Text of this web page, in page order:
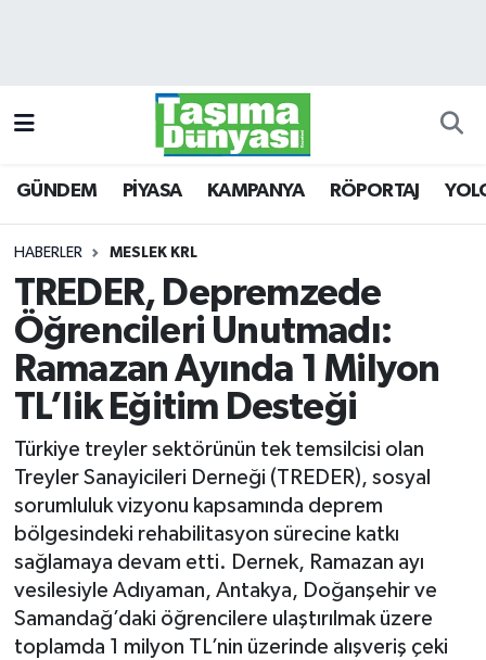
GÜNDEM PİYASA KAMPANYA RÖPORTAJ
HABERLER MESLEK KRL
TREDER, Depremzede
Öğrencileri Unutmadı:
Ramazan Ayında 1 Milyon
TL’lik Eğitim Desteği
Türkiye treyler sektörünün tek temsilcisi olan
Treyler Sanayicileri Derneği (TREDER), sosyal
sorumluluk vizyonu kapsamında deprem
bölgesindeki rehabilitasyon sürecine katkı
sağlamaya devam etti. Dernek, Ramazan ayı
vesilesiyle Adıyaman, Antakya, Doğanşehir ve
Samandağ’daki öğrencilere ulaştırılmak üzere
toplamda 1 milyon TL’nin üzerinde alışveriş çeki
KAMPANYA
RÖPORTAJ
YOLCU TAŞIMA
LOJİSTİK
E-GAZETE
TAŞITLAR
Trafik Durumu
Süper Lig Puan Durumu ve Fikstür
Tüm Manşetler
Son Dakika Haberleri
Haber Arşivi